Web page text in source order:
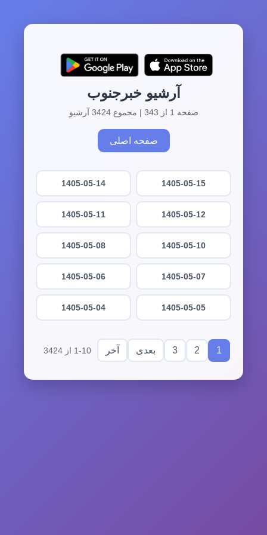
آرشیو خبرجنوب
صفحه 1 از 343 | مجموع 3424 آرشیو
صفحه اصلی
1405-05-15
1405-05-14
1405-05-12
1405-05-11
1405-05-10
1405-05-08
1405-05-07
1405-05-06
1405-05-05
1405-05-04
1
2
3 بعدی آخر 1-10 از 3424